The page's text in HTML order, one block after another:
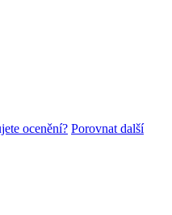
ocenění? Porovnat další